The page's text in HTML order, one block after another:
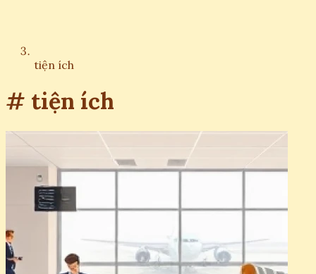
tiện ích
# tiện ích